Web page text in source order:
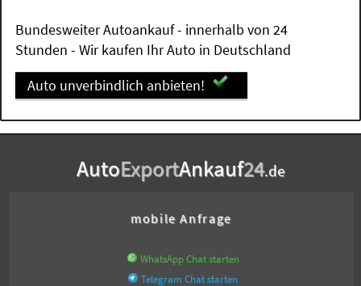
Bundesweiter Autoankauf - innerhalb von 24
Stunden - Wir kaufen Ihr Auto in Deutschland
Auto unverbindlich anbieten!
AutoExportAnkauf24.de
mobile Anfrage
WhatsApp Chat starten
Telegram Chat starten